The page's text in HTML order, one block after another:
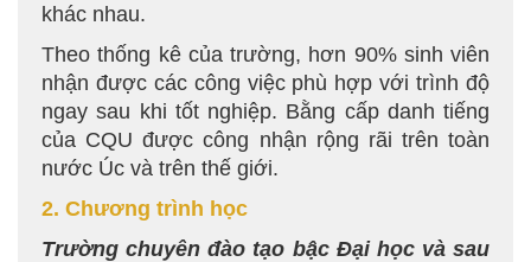
khác nhau.
Theo thống kê của trường, hơn 90% sinh viên
nhận được các công việc phù hợp với trình độ
ngay sau khi tốt nghiệp. Bằng cấp danh tiếng
của CQU được công nhận rộng rãi trên toàn
nước Úc và trên thế giới.
2. Chương trình học
Trường chuyên đào tạo bậc Đại học và sau